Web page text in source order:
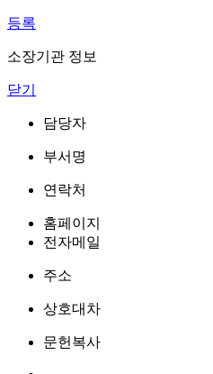
등록
소장기관 정보
닫기
담당자
부서명
연락처
홈페이지
전자메일
주소
상호대차
문헌복사